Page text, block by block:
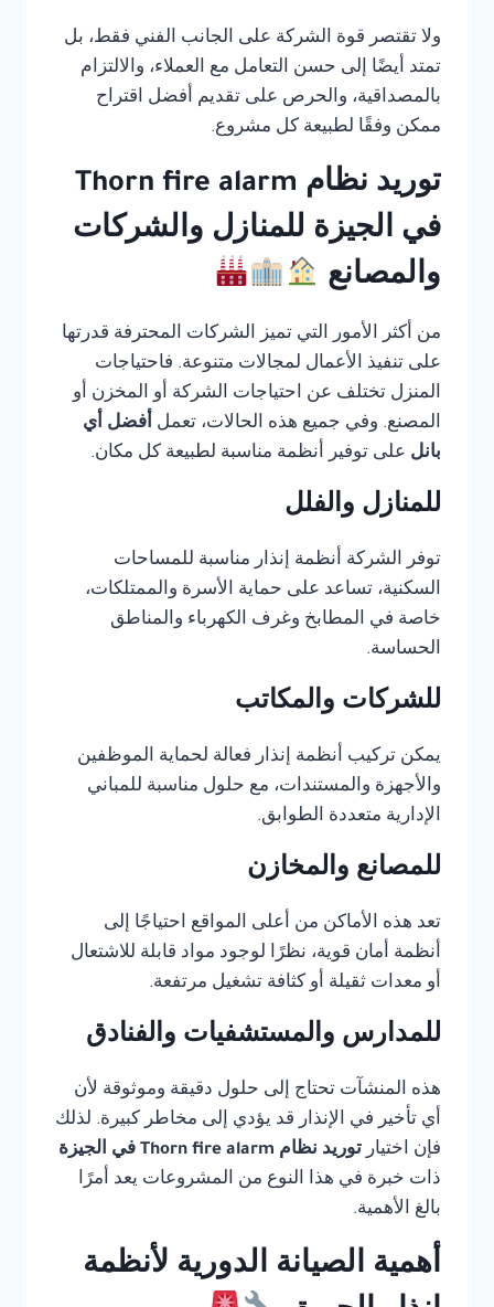
ولا تقتصر قوة الشركة على الجانب الفني فقط، بل
تمتد أيضًا إلى حسن التعامل مع العملاء، والالتزام
بالمصداقية، والحرص على تقديم أفضل اقتراح
ممكن وفقًا لطبيعة كل مشروع.
توريد نظام Thorn fire alarm
في الجيزة للمنازل والشركات
والمصانع
من أكثر الأمور التي تميز الشركات المحترفة قدرتها
على تنفيذ الأعمال لمجالات متنوعة. فاحتياجات
المنزل تختلف عن احتياجات الشركة أو المخزن أو
المصنع. وفي جميع هذه الحالات، تعمل أفضل أي
بانل على توفير أنظمة مناسبة لطبيعة كل مكان.
للمنازل والفلل
توفر الشركة أنظمة إنذار مناسبة للمساحات
السكنية، تساعد على حماية الأسرة والممتلكات،
خاصة في المطابخ وغرف الكهرباء والمناطق
الحساسة.
للشركات والمكاتب
يمكن تركيب أنظمة إنذار فعالة لحماية الموظفين
والأجهزة والمستندات، مع حلول مناسبة للمباني
الإدارية متعددة الطوابق.
للمصانع والمخازن
تعد هذه الأماكن من أعلى المواقع احتياجًا إلى
أنظمة أمان قوية، نظرًا لوجود مواد قابلة للاشتعال
أو معدات ثقيلة أو كثافة تشغيل مرتفعة.
للمدارس والمستشفيات والفنادق
هذه المنشآت تحتاج إلى حلول دقيقة وموثوقة لأن
أي تأخير في الإنذار قد يؤدي إلى مخاطر كبيرة. لذلك
فإن اختيار توريد نظام Thorn fire alarm في الجيزة
ذات خبرة في هذا النوع من المشروعات يعد أمرًا
بالغ الأهمية.
أهمية الصيانة الدورية لأنظمة